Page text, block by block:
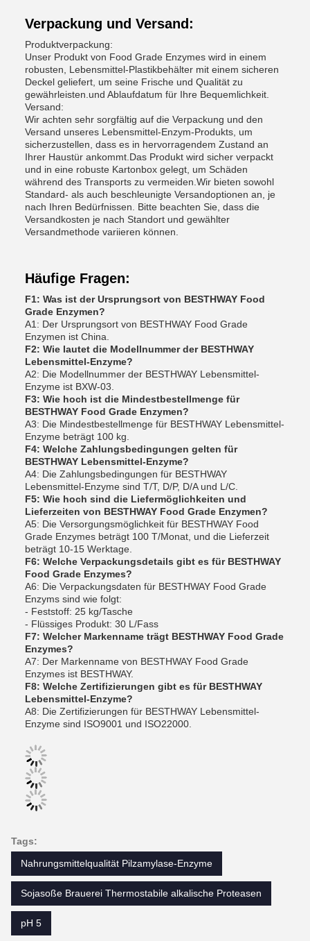
Verpackung und Versand:
Produktverpackung:
Unser Produkt von Food Grade Enzymes wird in einem
robusten, Lebensmittel-Plastikbehälter mit einem sicheren
Deckel geliefert, um seine Frische und Qualität zu
gewährleisten.und Ablaufdatum für Ihre Bequemlichkeit.
Versand:
Wir achten sehr sorgfältig auf die Verpackung und den
Versand unseres Lebensmittel-Enzym-Produkts, um
sicherzustellen, dass es in hervorragendem Zustand an
Ihrer Haustür ankommt.Das Produkt wird sicher verpackt
und in eine robuste Kartonbox gelegt, um Schäden
während des Transports zu vermeiden.Wir bieten sowohl
Standard- als auch beschleunigte Versandoptionen an, je
nach Ihren Bedürfnissen. Bitte beachten Sie, dass die
Versandkosten je nach Standort und gewählter
Versandmethode variieren können.
Häufige Fragen:
F1: Was ist der Ursprungsort von BESTHWAY Food
Grade Enzymen?
A1: Der Ursprungsort von BESTHWAY Food Grade
Enzymen ist China.
F2: Wie lautet die Modellnummer der BESTHWAY
Lebensmittel-Enzyme?
A2: Die Modellnummer der BESTHWAY Lebensmittel-
Enzyme ist BXW-03.
F3: Wie hoch ist die Mindestbestellmenge für
BESTHWAY Food Grade Enzymen?
A3: Die Mindestbestellmenge für BESTHWAY Lebensmittel-
Enzyme beträgt 100 kg.
F4: Welche Zahlungsbedingungen gelten für
BESTHWAY Lebensmittel-Enzyme?
A4: Die Zahlungsbedingungen für BESTHWAY
Lebensmittel-Enzyme sind T/T, D/P, D/A und L/C.
F5: Wie hoch sind die Liefermöglichkeiten und
Lieferzeiten von BESTHWAY Food Grade Enzymen?
A5: Die Versorgungsmöglichkeit für BESTHWAY Food
Grade Enzymes beträgt 100 T/Monat, und die Lieferzeit
beträgt 10-15 Werktage.
F6: Welche Verpackungsdetails gibt es für BESTHWAY
Food Grade Enzymes?
A6: Die Verpackungsdaten für BESTHWAY Food Grade
Enzyms sind wie folgt:
- Feststoff: 25 kg/Tasche
- Flüssiges Produkt: 30 L/Fass
F7: Welcher Markenname trägt BESTHWAY Food Grade
Enzymes?
A7: Der Markenname von BESTHWAY Food Grade
Enzymes ist BESTHWAY.
F8: Welche Zertifizierungen gibt es für BESTHWAY
Lebensmittel-Enzyme?
A8: Die Zertifizierungen für BESTHWAY Lebensmittel-
Enzyme sind ISO9001 und ISO22000.
Tags:
Nahrungsmittelqualität Pilzamylase-Enzyme
Sojasoße Brauerei Thermostabile alkalische Proteasen
pH 5